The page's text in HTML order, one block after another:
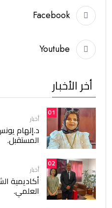
Facebook
Youtube
أخر الأخبار
01
أخبار
د.إلهام
المستقبل.
02
أخبار
أكاديمية
العلمي.